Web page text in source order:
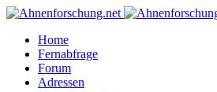
Home
Fernabfrage
Forum
Adressen